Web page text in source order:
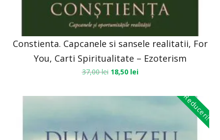
Constienta. Capcanele si sansele realitatii, For
You, Carti Spiritualitate – Ezoterism
37,00lei 18,50 lei
Reduceri!